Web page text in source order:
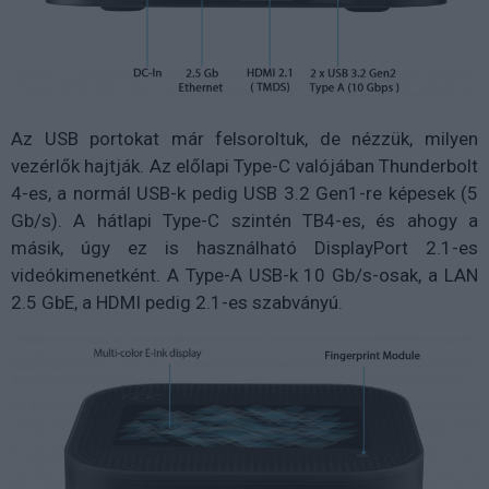
Az USB portokat már felsoroltuk, de nézzük, milyen
vezérlők hajtják. Az előlapi Type-C valójában Thunderbolt
4-es, a normál USB-k pedig USB 3.2 Gen1-re képesek (5
Gb/s). A hátlapi Type-C szintén TB4-es, és ahogy a
másik, úgy ez is használható DisplayPort 2.1-es
videókimenetként. A Type-A USB-k 10 Gb/s-osak, a LAN
2.5 GbE, a HDMI pedig 2.1-es szabványú.